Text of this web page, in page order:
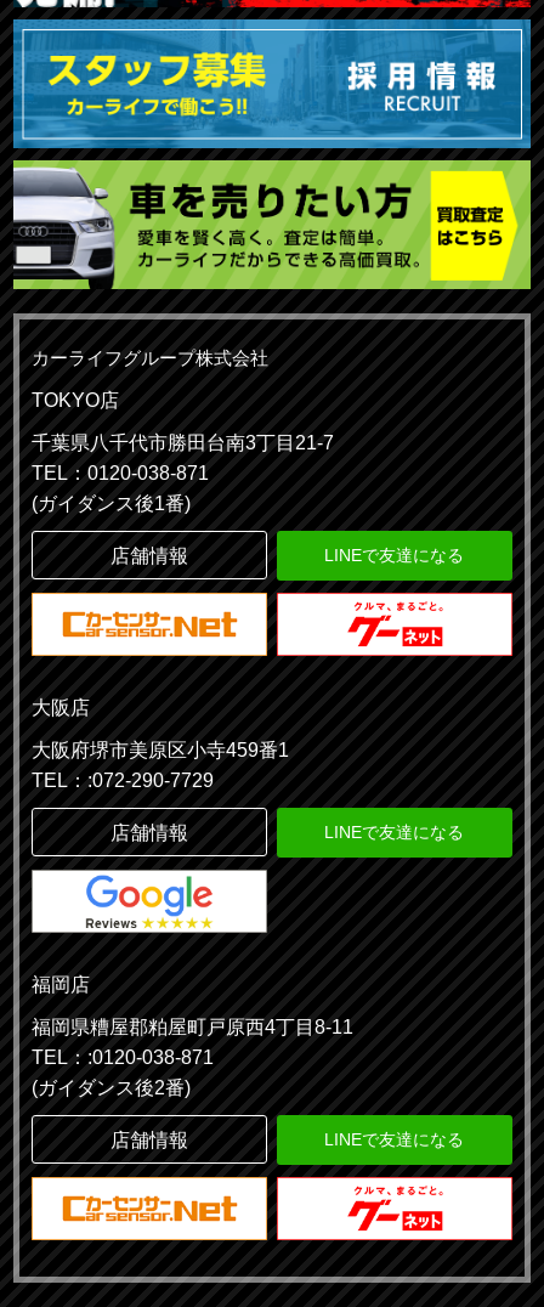
カーライフグループ株式会社
TOKYO店
千葉県八千代市勝田台南3丁目21-7
TEL：0120-038-871
(ガイダンス後1番)
店舗情報 LINEで友達になる
大阪店
大阪府堺市美原区小寺459番1
TEL：:072-290-7729
店舗情報 LINEで友達になる
福岡店
福岡県糟屋郡粕屋町戸原西4丁目8-11
TEL：:0120-038-871
(ガイダンス後2番)
店舗情報 LINEで友達になる